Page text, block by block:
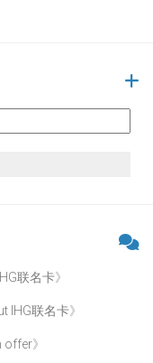
联名卡》
IHG联名卡》
offer》